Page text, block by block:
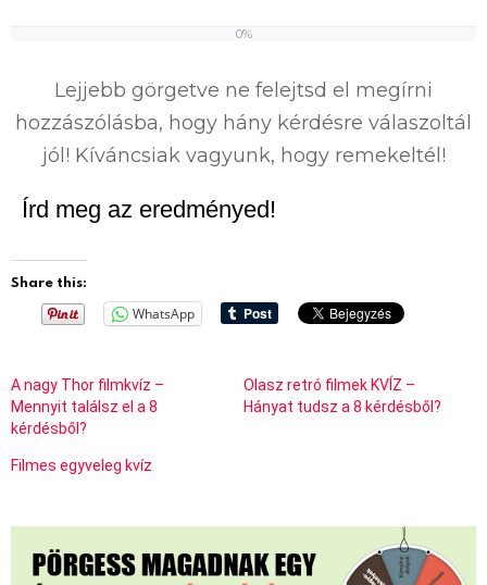
0%
Lejjebb görgetve ne felejtsd el megírni
hozzászólásba, hogy hány kérdésre válaszoltál
jól! Kíváncsiak vagyunk, hogy remekeltél!
Írd meg az eredményed!
Share this:
WhatsApp
A nagy Thor filmkvíz –
Mennyit találsz el a 8
kérdésből?
Olasz retró filmek KVÍZ –
Hányat tudsz a 8 kérdésből?
Filmes egyveleg kvíz